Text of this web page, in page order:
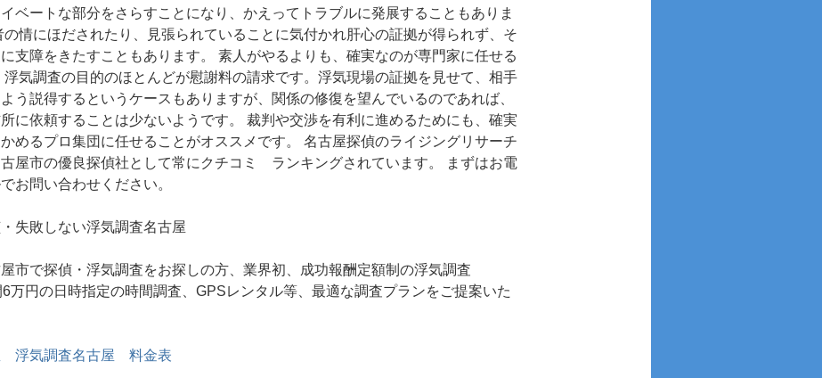
ベートな部分をさらすことになり、かえってトラブルに発展することもありま
の情にほだされたり、見張られていることに気付かれ肝心の証拠が得られず、そ
支障をきたすこともあります。 素人がやるよりも、確実なのが専門家に任せる
浮気調査の目的のほとんどが慰謝料の請求です。浮気現場の証拠を見せて、相手
う説得するというケースもありますが、関係の修復を望んでいるのであれば、
に依頼することは少ないようです。 裁判や交渉を有利に進めるためにも、確実
めるプロ集団に任せることがオススメです。 名古屋探偵のライジングリサーチ
屋市の優良探偵社として常にクチコミ ランキングされています。 まずはお電
お問い合わせください。
・失敗しない浮気調査名古屋
市で探偵・浮気調査をお探しの方、業界初、成功報酬定額制の浮気調査
万円の日時指定の時間調査、GPSレンタル等、最適な調査プランをご提案いた
浮気調査名古屋 料金表